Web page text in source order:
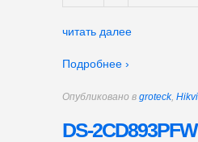
читать далее
Подробнее ›
Опубликовано в groteck,
DS-